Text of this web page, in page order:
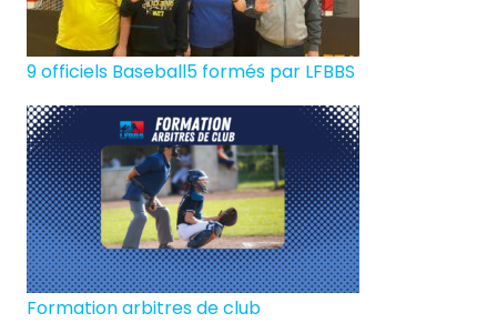
9 officiels Baseball5 formés par LFBBS
Formation arbitres de club